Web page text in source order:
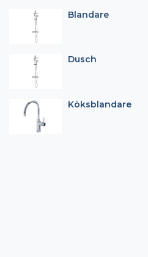
Blandare
Dusch
Köksblandare